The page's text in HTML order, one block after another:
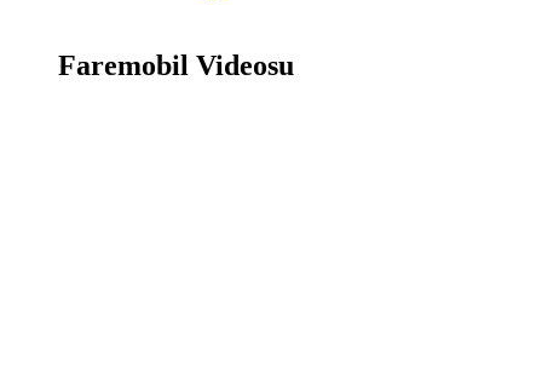
Faremobil Videosu